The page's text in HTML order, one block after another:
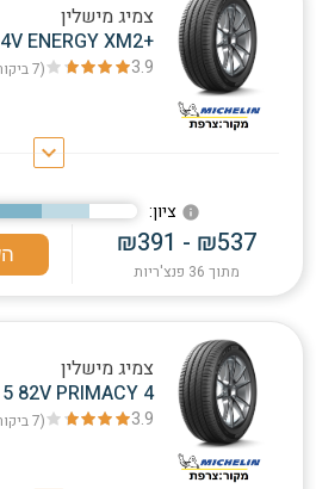
צמיג מישלין
ENERGY XM2+
3.9
(7
keyboard_arrow_down
:ציון info
₪391 - ₪537
מתוך 36 פנצ'ריות
צמיג מישלין
82V PRIMACY 4
3.9
(7